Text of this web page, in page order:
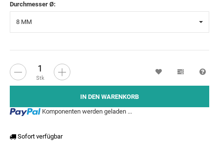
Durchmesser Ø:
8 MM
Stk
IN DEN WARENKORB
Loading...
Komponenten werden geladen ...
Sofort verfügbar
Wunschzettel